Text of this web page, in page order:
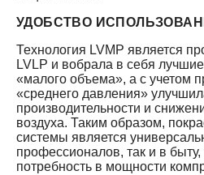
УДОБСТВО
Технология LVMP является
LVLP и вобрала в себя
«малого объема», а с учетом
«среднего давления»
производительности и
воздуха. Таким образом,
системы является
профессионалов, так и в быту,
потребность в мощности